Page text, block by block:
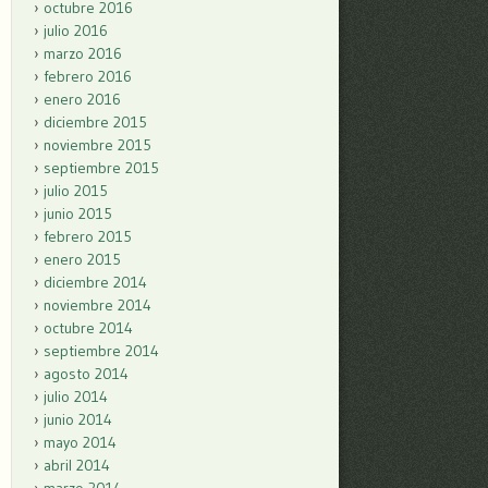
octubre 2016
julio 2016
marzo 2016
febrero 2016
enero 2016
diciembre 2015
noviembre 2015
septiembre 2015
julio 2015
junio 2015
febrero 2015
enero 2015
diciembre 2014
noviembre 2014
octubre 2014
septiembre 2014
agosto 2014
julio 2014
junio 2014
mayo 2014
abril 2014